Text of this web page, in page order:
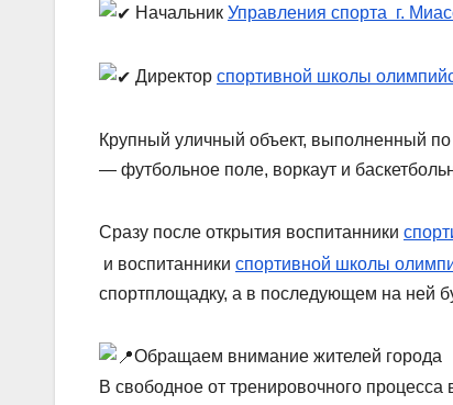
Начальник Управления спорта г.
Директор спортивной школы
Крупный уличный объект, выполненный
— футбольное поле, воркаут и
Сразу после открытия воспитанники
и воспитанники спортивной школы
спортплощадку, а в последующем на ней
Обращаем внимание жителей города
В свободное от тренировочного